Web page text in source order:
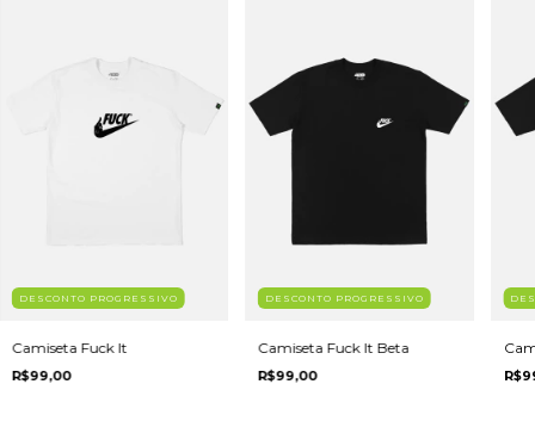
DESCONTO PROGRESSIVO
Camiseta Fuck It
R$99,00
DESCONTO PROGRESSIVO
Camiseta Fuck It Beta
R$99,00